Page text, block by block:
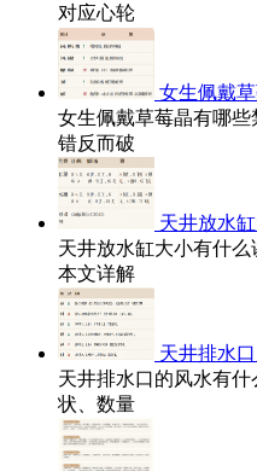
对应心轮
女生佩戴
女生佩戴草莓晶有哪
错反而破
天井放水
天井放水缸大小有什
本文详解
天井排水
天井排水口的风水有
状、数量